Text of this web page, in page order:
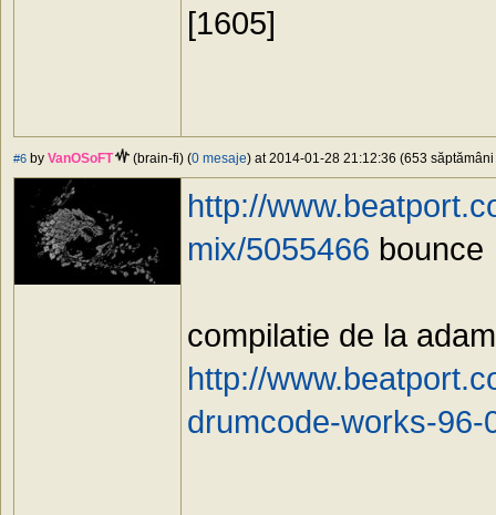
[1605]
#6 by VanOSoFT (brain-fi) (0 mesaje) at 2014-01-28 21:12:36 (653
http://
mix/5055466 bounce
compilatie de la
http://
drumcode-works-96-